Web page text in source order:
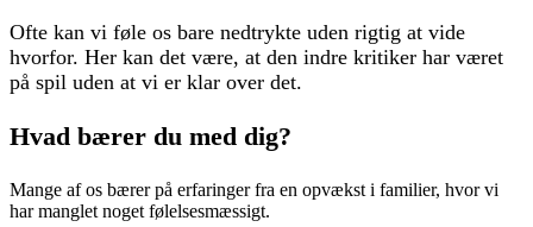
Ofte kan vi føle os bare nedtrykte uden rigtig at vide
hvorfor. Her kan det være, at den indre kritiker har været
på spil uden at vi er klar over det.
Hvad bærer du med dig?
Mange af os bærer på erfaringer fra en opvækst i familier, hvor vi
har manglet noget følelsesmæssigt.